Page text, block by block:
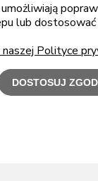
Regulamin zakupów
Użytkowanie
lub
Polityce
DOSTOSUJ